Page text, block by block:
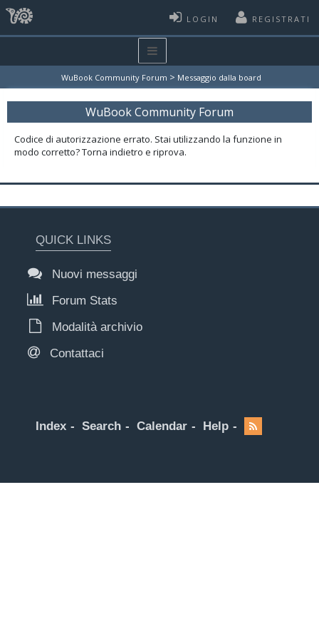
LOGIN REGISTRATI
WuBook Community Forum > Messaggio dalla board
WuBook Community Forum
Codice di autorizzazione errato. Stai utilizzando la funzione in
modo corretto? Torna indietro e riprova.
QUICK LINKS
Nuovi messaggi
Forum Stats
Modalità archivio
Contattaci
Index Search Calendar Help